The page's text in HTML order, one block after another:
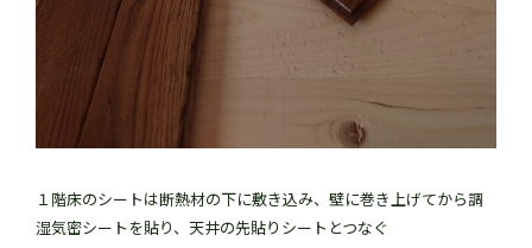
１階床のシートは断熱材の下に敷き込み、壁に巻き上げてから調
湿気密シートを貼り、天井の先貼りシートとつなぐ